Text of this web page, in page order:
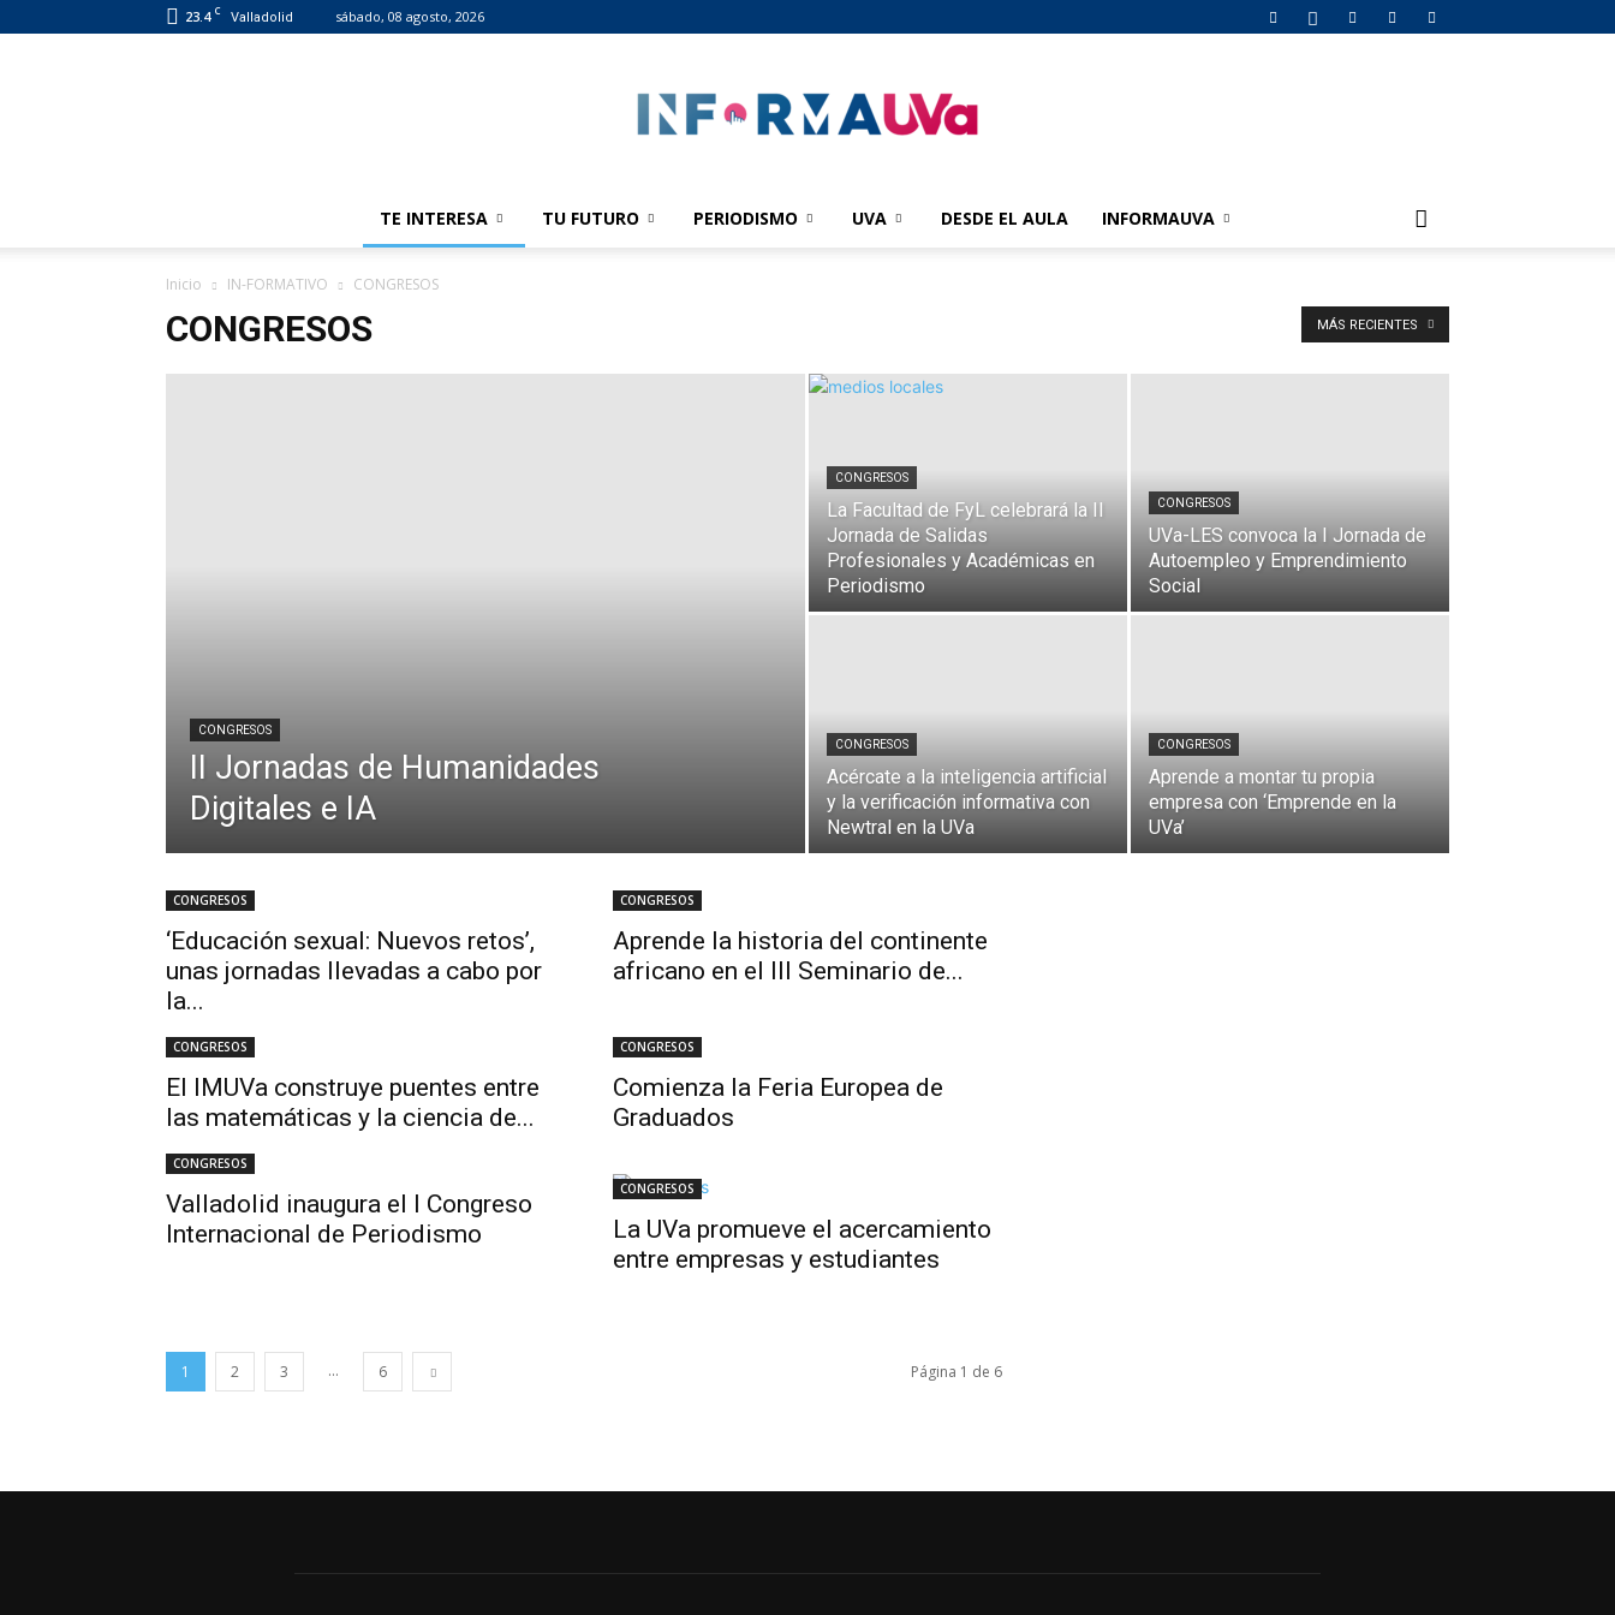
23.4 C Valladolid sábado, 08 agosto, 2026
informaUVA
TE INTERESA TU FUTURO PERIODISMO UVA DESDE EL AULA INFORMAUVA
Inicio IN-FORMATIVO CONGRESOS
CONGRESOS MÁS RECIENTES
CONGRESOS
II Jornadas de Humanidades
Digitales e IA
CONGRESOS
La Facultad de FyL celebrará la II
Jornada de Salidas
Profesionales y Académicas en
Periodismo
CONGRESOS
UVa-LES convoca la I Jornada de
Autoempleo y Emprendimiento
Social
CONGRESOS
Acércate a la inteligencia artificial
y la verificación informativa con
Newtral en la UVa
CONGRESOS
Aprende a montar tu propia
empresa con ‘Emprende en la
UVa’
CONGRESOS
‘Educación sexual: Nuevos retos’,
unas jornadas llevadas a cabo por
la...
CONGRESOS
Aprende la historia del continente
africano en el III Seminario de...
CONGRESOS
El IMUVa construye puentes entre
las matemáticas y la ciencia de...
CONGRESOS
Comienza la Feria Europea de
Graduados
CONGRESOS
Valladolid inaugura el I Congreso
Internacional de Periodismo
CONGRESOS
La UVa promueve el acercamiento
entre empresas y estudiantes
1 2 3 ... 6 Página 1 de 6